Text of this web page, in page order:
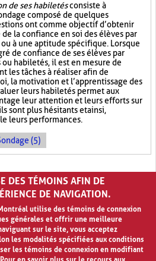
de ses habiletésconsiste à
composé de quelques
ont comme objectif d’obtenir
la confiance en soi des élèves par
à une aptitude spécifique. Lorsque
de confiance de ses élèves par
habiletés, il est en mesure de
les tâches à réaliser afin de
la motivation et l’apprentissage des
leurs habiletés permet aux
leur attention et leurs efforts sur
sont plus hésitants et ainsi,
leurs performances.
(5)
» DES TÉMOINS AFIN DE
DE NAVIGATION.
utilise des témoins de connexion
générales et offrir une meilleure
sur le site, vous acceptez
les modalités spécifiées aux conditions
les témoins de connexion en modifiant